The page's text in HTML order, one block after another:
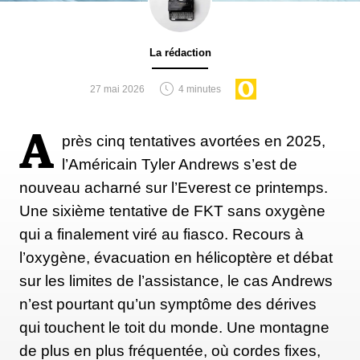
insuffisant. Reste à voir comment les organisateurs
d'expéditions se conformeront aux nouvelles règles
concernant les excréments. Certaines, telles celles de
Lukas Furtenbach, se plie déjà à la règle. Mais
Ryan Waters nous quant à lui déclaré qu'il
demanderait probablement à ses clients de
transporter leurs sacs depuis les hauteurs jusqu'au
camp II, où les sacs pourraient être ajoutés à un sac à
ordures commun qui serait descendu par un guide.
« Nous sommes un petit organisateur
d’expédition » a-t-il précisé. Cette nouvelle mesure
ne représentera donc pas un grand défi pour nous ».
La rédaction
27 mai 2026 4 minutes
A près cinq tentatives avortées en 2025,
l’Américain Tyler Andrews s’est de
nouveau acharné sur l’Everest ce printemps.
Une sixième tentative de FKT sans oxygène
qui a finalement viré au fiasco. Recours à
l’oxygène, évacuation en hélicoptère et débat
sur les limites de l’assistance, le cas Andrews
n’est pourtant qu’un symptôme des dérives
qui touchent le toit du monde. Une montagne
de plus en plus fréquentée, où cordes fixes,